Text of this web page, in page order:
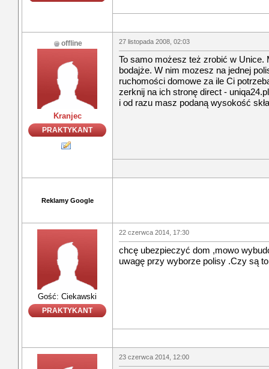
offline
Kranjec
PRAKTYKANT
27 listopada 2008, 02:03
To samo możesz też zrobić w Unice.
bodajże. W nim mozesz na jednej
ruchomości domowe za ile Ci
zerknij na ich stronę direct -
i od razu masz podaną wysokość
Reklamy Google
Gość: Ciekawski
PRAKTYKANT
22 czerwca 2014, 17:30
chcę ubezpieczyć dom ,mowo
uwagę przy wyborze polisy .Czy są
23 czerwca 2014, 12:00